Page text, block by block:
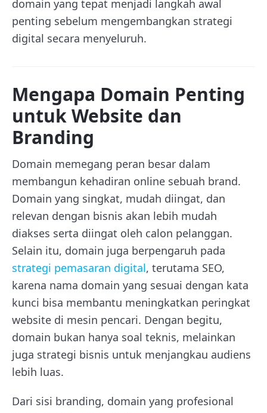
domain yang tepat menjadi langkah awal
penting sebelum mengembangkan strategi
digital secara menyeluruh.
Mengapa Domain Penting
untuk Website dan
Branding
Domain memegang peran besar dalam
membangun kehadiran online sebuah brand.
Domain yang singkat, mudah diingat, dan
relevan dengan bisnis akan lebih mudah
diakses serta diingat oleh calon pelanggan.
Selain itu, domain juga berpengaruh pada
strategi pemasaran digital, terutama SEO,
karena nama domain yang sesuai dengan kata
kunci bisa membantu meningkatkan peringkat
website di mesin pencari. Dengan begitu,
domain bukan hanya soal teknis, melainkan
juga strategi bisnis untuk menjangkau audiens
lebih luas.
Dari sisi branding, domain yang profesional